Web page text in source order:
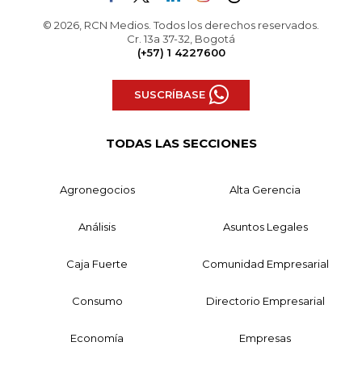
© 2026, RCN Medios. Todos los derechos reservados.
Cr. 13a 37-32, Bogotá
(+57) 1 4227600
SUSCRÍBASE
TODAS LAS SECCIONES
Agronegocios Alta Gerencia
Análisis Asuntos Legales
Caja Fuerte Comunidad Empresarial
Consumo Directorio Empresarial
Economía Empresas